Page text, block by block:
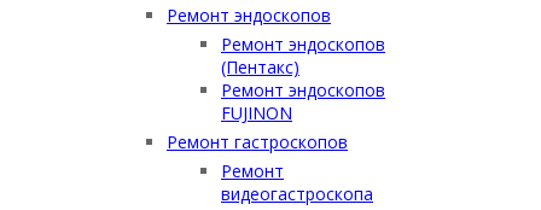
Ремонт эндоскопов
Ремонт эндоскопов
(Пентакс)
Ремонт эндоскопов
FUJINON
Ремонт гастроскопов
Ремонт
видеогастроскопа